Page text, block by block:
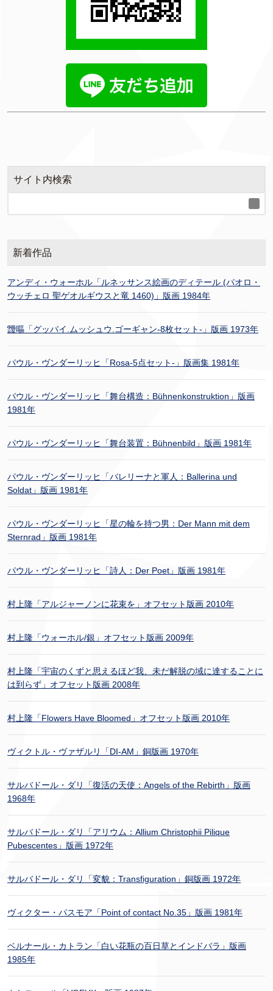
サイト内検索
新着作品
アンディ・ウォーホル「ルネッサンス絵画のディテール (パオロ・
ウッチェロ 聖ゲオルギウスと竜 1460)」版画 1984年
靉嘔「グッバイ.ムッシュウ.ゴーギャン-8枚セット-」版画 1973年
パウル・ヴンダーリッヒ「Rosa-5点セット-」版画集 1981年
パウル・ヴンダーリッヒ「舞台構造：Bühnenkonstruktion」版画
1981年
パウル・ヴンダーリッヒ「舞台装置：Bühnenbild」版画 1981年
パウル・ヴンダーリッヒ「バレリーナと軍人：Ballerina und
Soldat」版画 1981年
パウル・ヴンダーリッヒ「星の輪を持つ男：Der Mann mit dem
Sternrad」版画 1981年
パウル・ヴンダーリッヒ「詩人：Der Poet」版画 1981年
村上隆「アルジャーノンに花束を」オフセット版画 2010年
村上隆「ウォーホル/銀」オフセット版画 2009年
村上隆「宇宙のくずと思えるほど我、未だ解脱の域に達することに
は到らず」オフセット版画 2008年
村上隆「Flowers Have Bloomed」オフセット版画 2010年
ヴィクトル・ヴァザルリ「DI-AM」銅版画 1970年
サルバドール・ダリ「復活の天使：Angels of the Rebirth」版画
1968年
サルバドール・ダリ「アリウム：Allium Christophii Pilique
Pubescentes」版画 1972年
サルバドール・ダリ「変貌：Transfiguration」銅版画 1972年
ヴィクター・パスモア「Point of contact No.35」版画 1981年
ベルナール・カトラン「白い花瓶の百日草とインドバラ」版画
1985年